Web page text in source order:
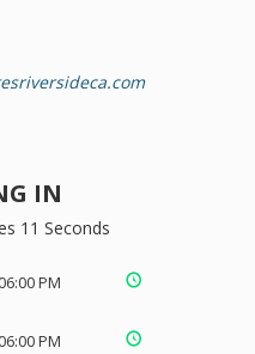
IN
11 Seconds
PM
PM